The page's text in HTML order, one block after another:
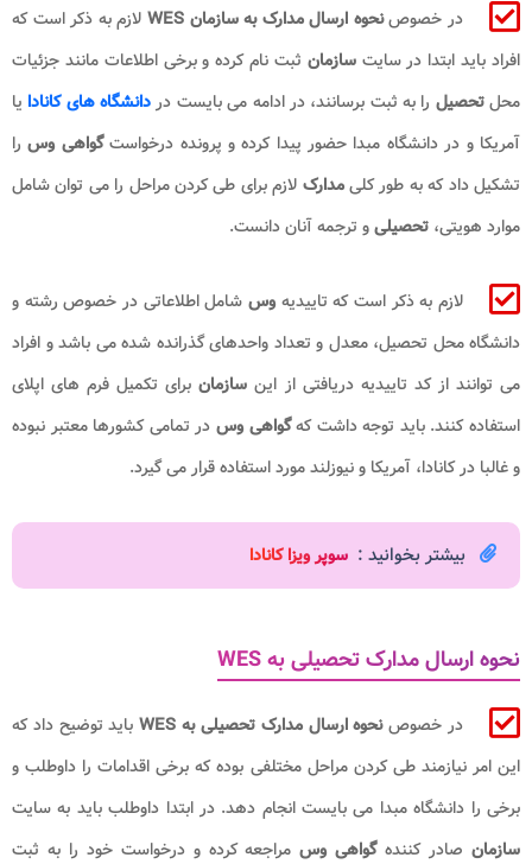
در خصوصنحوه ارسال مدارک به سازمان WES
لازم به ذکر است که
افراد باید ابتدا در سایتسازمان ثبت نام کرده و برخی اطلاعات مانند جزئیات
محلتحصیل را به ثبت برسانند، در ادامه می بایست دردانشگاه های کانادا یا
آمریکا و در دانشگاه مبدا حضور پیدا کرده و پرونده درخواستگواهی وسرا
تشکیل داد که به طور کلیمدارک لازم برای طی کردن مراحل را می توان شامل
موارد هویتی، تحصیلیو ترجمه آنان دانست.
لازم به ذکر است که تاییدیه وس شامل اطلاعاتی در خصوص رشته و
دانشگاه محل تحصیل، معدل و تعداد واحدهای گذرانده شده می باشد و افراد
می توانند از کد تاییدیه دریافتی از این سازمانبرای تکمیل فرم های اپلای
استفاده کنند. باید توجه داشت کهگواهی وس در تمامی کشورها معتبر نبوده
و غالبا در کانادا، آمریکا و نیوزلند مورد استفاده قرار می گیرد.
بیشتر بخوانید : سوپر ویزا کانادا
نحوه ارسال مدارک تحصیلی به WES
در خصوصنحوه ارسال مدارک تحصیلی به WES
باید توضیح داد که
این امر نیازمند طی کردن مراحل مختلفی بوده که برخی اقدامات را داوطلب و
برخی را دانشگاه مبدا می بایست انجام دهد. در ابتدا داوطلب باید به سایت
سازمانصادر کنندهگواهی وسمراجعه کرده و درخواست خود را به ثبت